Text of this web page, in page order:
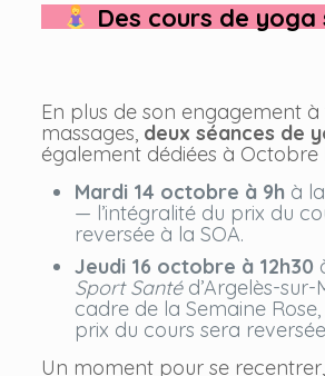
Des cours de
En plus de son engagement à
massages, deux séances de
également dédiées à Octobre
Mardi 14 octobre à 9h à
— l’intégralité du prix du
reversée à la SOA.
Jeudi 16 octobre à 12h30
Sport Santéd’Argelès-sur-
cadre de la Semaine Rose,
prix du cours sera
Un moment pour se